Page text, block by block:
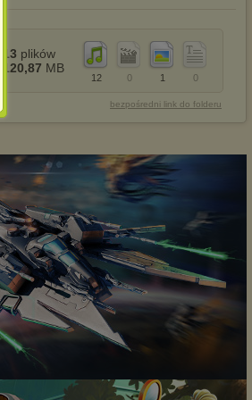
0
1
0
12
13 plików
120,87 MB
bezpośredni link do folderu